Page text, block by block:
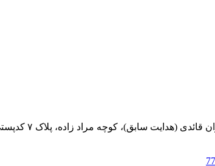
سابق)، کوچه مراد زاده، پلاک ۷ کدپستی: 1149636563